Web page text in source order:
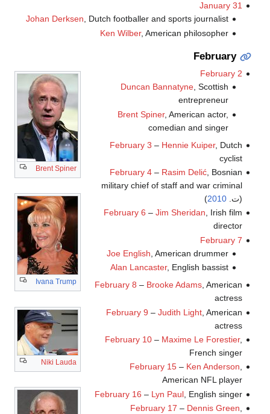
January 31
Johan Derksen, Dutch footballer and sports journalist
Ken Wilber, American philosopher
February
Brent Spiner
Ivana Trump
Niki Lauda
February 2
Duncan Bannatyne, Scottish
entrepreneur
Brent Spiner, American actor,
comedian and singer
February 3 – Hennie Kuiper, Dutch
cyclist
February 4– Rasim Delić, Bosnian
military chief of staff and war criminal
(ت.2010
)
February 6 – Jim Sheridan, Irish film
director
February 7
Joe English , American drummer
Alan Lancaster, English bassist
February 8 – Brooke Adams, American
actress
February 9 – Judith Light, American
actress
February 10– Maxime Le Forestier,
French singer
February 15– Ken Anderson,
American NFL player
February 16 – Lyn Paul, English singer
February 17 – Dennis Green,